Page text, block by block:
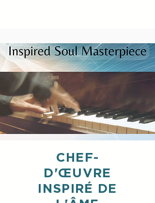
CHEF-
D'ŒUVRE
INSPIRÉ DE